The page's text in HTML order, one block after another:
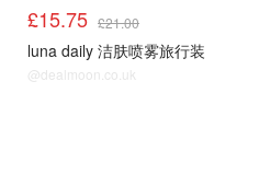
£15.75 £21.00
luna daily 洁肤喷雾旅行装
@dealmoon.co.uk